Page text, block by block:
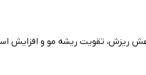
تقویت ریشه مو و افزایش